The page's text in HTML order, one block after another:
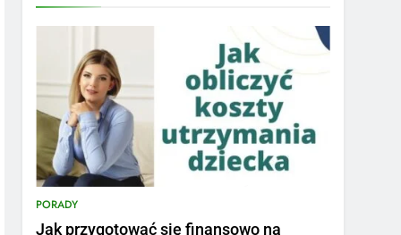
PORADY
Jak przygotować się finansowo na